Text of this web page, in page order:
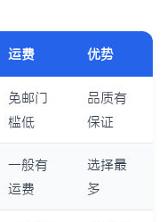
运费 优势
免邮门
槛低
品质有
保证
一般有
运费
选择最
多